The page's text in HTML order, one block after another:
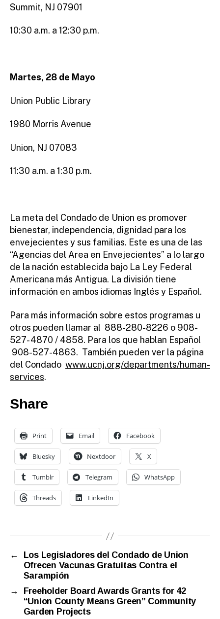
Summit, NJ 07901
10:30 a.m. a 12:30 p.m.
Martes, 28 de Mayo
Union Public Library
1980 Morris Avenue
Union, NJ 07083
11:30 a.m. a 1:30 p.m.
La meta del Condado de Union es promover
bienestar, independencia, dignidad para los
envejecientes y sus familias. Este es una de las
“Agencias del Area en Envejecientes” a lo largo
de la nación establecida bajo La Ley Federal
Americana más Antigua. La división tiene
información en ambos idiomas Inglés y Español.
Para más información sobre estos programas u
otros pueden llamar al 888-280-8226 o 908-
527- 4870 / 4858. Para los que hablan Español
908-527-4863. También pueden ver la página
del Condado www.ucnj.org/departments/human-
services.
Share
Print Email Facebook
Bluesky Nextdoor X
Tumblr Telegram WhatsApp
Threads LinkedIn
←
Los Legisladores del Condado de Union
Ofrecen Vacunas Gratuitas Contra el
Sarampión
→
Freeholder Board Awards Grants for 42
“Union County Means Green” Community
Garden Projects